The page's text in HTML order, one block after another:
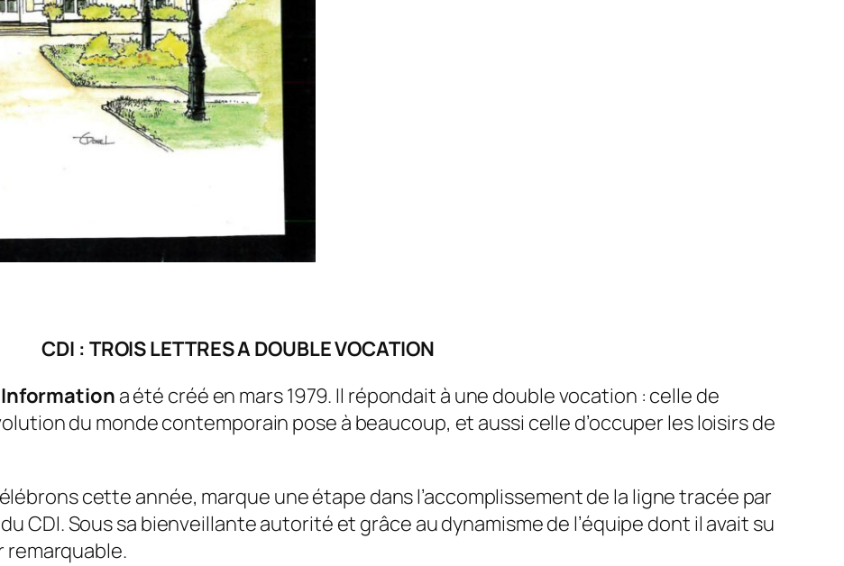
CDI : TROIS LETTRES A DOUBLE VOCATION
a été créé en mars 1979. Il répondait à une double vocation : celle de
du monde contemporain pose à beaucoup, et aussi celle d’occuper les loisirs de
cette année, marque une étape dans l’accomplissement de la ligne tracée par
CDI. Sous sa bienveillante autorité et grâce au dynamisme de l’équipe dont il avait su
remarquable.